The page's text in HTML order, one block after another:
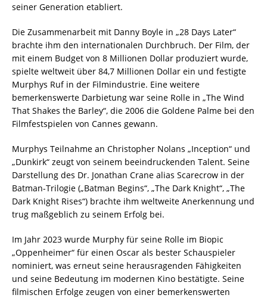
seiner Generation etabliert.
Die Zusammenarbeit mit Danny Boyle in „28 Days Later“
brachte ihm den internationalen Durchbruch. Der Film, der
mit einem Budget von 8 Millionen Dollar produziert wurde,
spielte weltweit über 84,7 Millionen Dollar ein und festigte
Murphys Ruf in der Filmindustrie. Eine weitere
bemerkenswerte Darbietung war seine Rolle in „The Wind
That Shakes the Barley“, die 2006 die Goldene Palme bei den
Filmfestspielen von Cannes gewann.
Murphys Teilnahme an Christopher Nolans „Inception“ und
„Dunkirk“ zeugt von seinem beeindruckenden Talent. Seine
Darstellung des Dr. Jonathan Crane alias Scarecrow in der
Batman-Trilogie („Batman Begins“, „The Dark Knight“, „The
Dark Knight Rises“) brachte ihm weltweite Anerkennung und
trug maßgeblich zu seinem Erfolg bei.
Im Jahr 2023 wurde Murphy für seine Rolle im Biopic
„Oppenheimer“ für einen Oscar als bester Schauspieler
nominiert, was erneut seine herausragenden Fähigkeiten
und seine Bedeutung im modernen Kino bestätigte. Seine
filmischen Erfolge zeugen von einer bemerkenswerten